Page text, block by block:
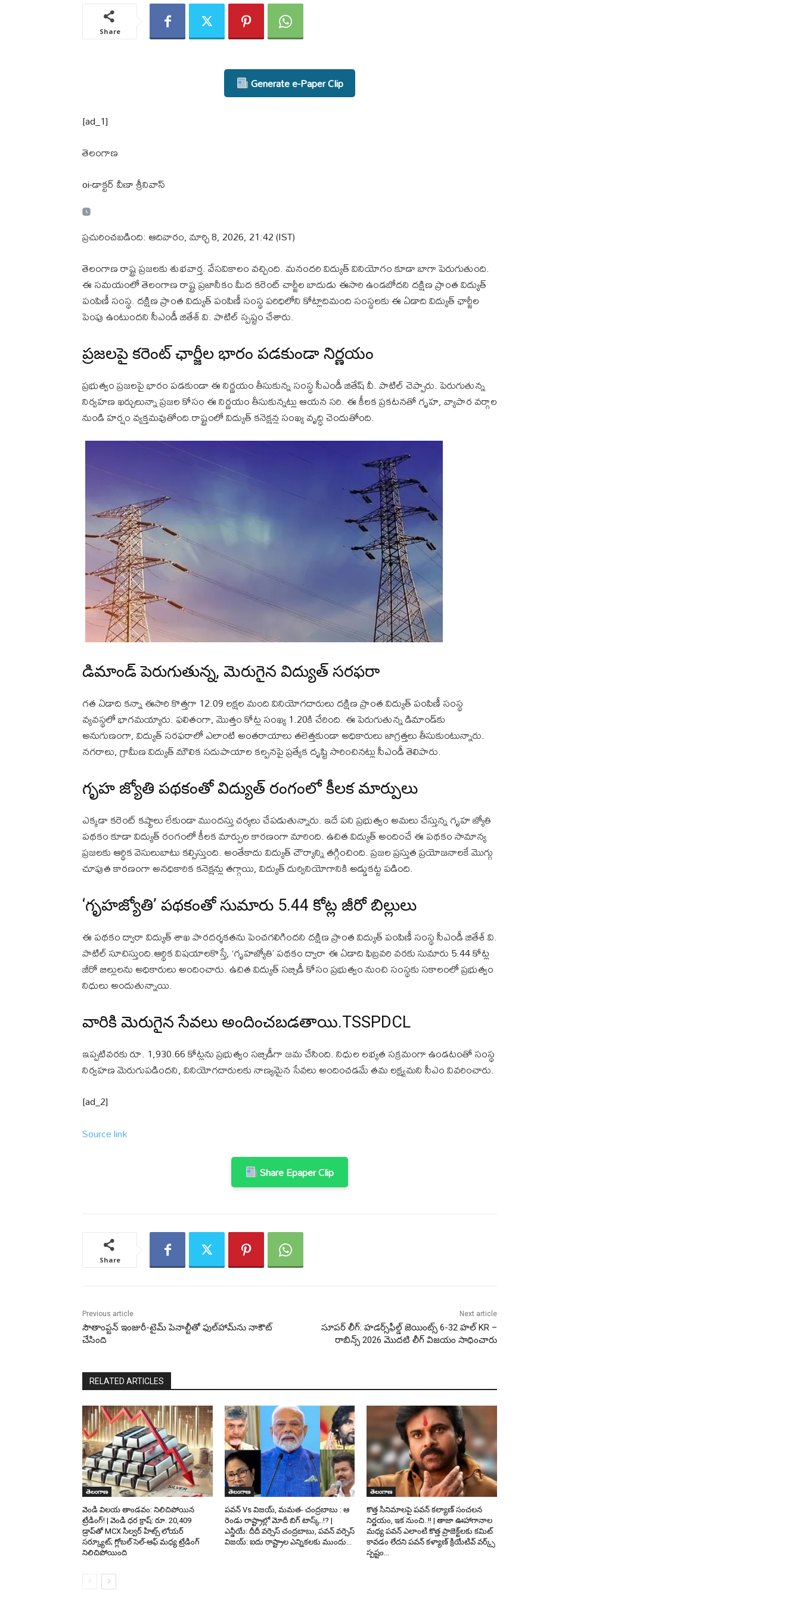
Share
Generate e-Paper Clip
[ad_1]
తెలంగాణ
oi-డాక్టర్ వీణా శ్రీనివాస్
ప్రచురించబడింది: ఆదివారం, మార్చి 8, 2026, 21:42 (IST)
తెలంగాణ రాష్ట్ర ప్రజలకు శుభవార్త. వేసవికాలం వచ్చింది. మనందరి విద్యుత్ వినియోగం కూడా బాగా పెరుగుతుంది.
ఈ సమయంలో తెలంగాణ రాష్ట్ర ప్రజానీకం మీద కరెంట్ చార్జీల బాదుడు ఈసారి ఉండబోదని దక్షిణ ప్రాంత విద్యుత్
పంపిణీ సంస్థ. దక్షిణ ప్రాంత విద్యుత్ పంపిణీ సంస్థ పరిధిలోని కోట్లాదిమంది సంస్థలకు ఈ ఏడాది విద్యుత్ ఛార్జీల
పెంపు ఉంటుందని సీఎండీ జితేశ్ వి. పాటిల్ స్పష్టం చేశారు.
ప్రజలపై కరెంట్ ఛార్జీల భారం పడకుండా నిర్ణయం
ప్రభుత్వం ప్రజలపై భారం పడకుండా ఈ నిర్ణయం తీసుకున్న సంస్థ సీఎండీ జితేష్ వీ. పాటిల్ చెప్పారు. పెరుగుతున్న
నిర్వహణ ఖర్చులున్నా ప్రజల కోసం ఈ నిర్ణయం తీసుకున్నట్లు ఆయన సరి. ఈ కీలక ప్రకటనతో గృహ, వ్యాపార వర్గాల
నుండి హర్షం వ్యక్తమవుతోంది.రాష్ట్రంలో విద్యుత్ కనెక్షన్ల సంఖ్య వృద్ధి చెందుతోంది.
డిమాండ్ పెరుగుతున్న, మెరుగైన విద్యుత్ సరఫరా
గత ఏడాది కన్నా ఈసారి కొత్తగా 12.09 లక్షల మంది వినియోగదారులు దక్షిణ ప్రాంత విద్యుత్ పంపిణీ సంస్థ
వ్యవస్థలో భాగమయ్యారు. ఫలితంగా, మొత్తం కోట్ల సంఖ్య 1.20కి చేరింది. ఈ పెరుగుతున్న డిమాండ్‌కు
అనుగుణంగా, విద్యుత్ సరఫరాలో ఎలాంటి అంతరాయాలు తలెత్తకుండా అధికారులు జాగ్రత్తలు తీసుకుంటున్నారు.
నగరాలు, గ్రామీణ విద్యుత్ మౌలిక సదుపాయాల కల్పనపై ప్రత్యేక దృష్టి సారించినట్లు సీఎండీ తెలిపారు.
గృహ జ్యోతి పథకంతో విద్యుత్ రంగంలో కీలక మార్పులు
ఎక్కడా కరెంట్ కష్టాలు లేకుండా ముందస్తు చర్యలు చేపడుతున్నారు. ఇదే పని ప్రభుత్వం అమలు చేస్తున్న గృహ జ్యోతి
పథకం కూడా విద్యుత్ రంగంలో కీలక మార్పుల కారణంగా మారింది. ఉచిత విద్యుత్ అందించే ఈ పథకం సామాన్య
ప్రజలకు ఆర్థిక వెసులుబాటు కల్పిస్తుంది. అంతేకాదు విద్యుత్ చౌర్యాన్ని తగ్గించింది. ప్రజల ప్రస్తుత ప్రయోజనాలకే మొగ్గు
చూపుత కారణంగా అనధికారిక కనెక్షన్లు తగ్గాయి, విద్యుత్ దుర్వినియోగానికి అడ్డుకట్ట పడింది.
‘గృహజ్యోతి’ పథకంతో సుమారు 5.44 కోట్ల జీరో బిల్లులు
ఈ పథకం ద్వారా విద్యుత్ శాఖ పారదర్శకతను పెంచగలిగిందని దక్షిణ ప్రాంత విద్యుత్ పంపిణీ సంస్థ సీఎండీ జితేశ్ వి.
పాటిల్ సూచిస్తుంది.ఆర్థిక విషయాలకొస్తే, ‘గృహజ్యోతి’ పథకం ద్వారా ఈ ఏడాది ఫిబ్రవరి వరకు సుమారు 5.44 కోట్ల
జీరో బిల్లులను అధికారులు అందించారు. ఉచిత విద్యుత్ సబ్సిడీ కోసం ప్రభుత్వం నుంచి సంస్థకు సకాలంలో ప్రభుత్వం
నిధులు అందుతున్నాయి.
వారికి మెరుగైన సేవలు అందించబడతాయి.TSSPDCL
ఇప్పటివరకు రూ. 1,930.66 కోట్లను ప్రభుత్వం సబ్సిడీగా జమ చేసింది. నిధుల లభ్యత సక్రమంగా ఉండటంతో సంస్థ
నిర్వహణ మెరుగుపడిందని, వినియోగదారులకు నాణ్యమైన సేవలు అందించడమే తమ లక్ష్యమని సీఎం వివరించారు.
[ad_2]
Source link
Share Epaper Clip
Share
Previous article
సౌతాంప్టన్ ఇంజురీ-టైమ్ పెనాల్టీతో ఫుల్‌హామ్‌ను నాకౌట్
చేసింది
Next article
సూపర్ లీగ్: హడర్స్‌ఫీల్డ్ జెయింట్స్ 6-32 హల్ KR –
రాబిన్స్ 2026 మొదటి లీగ్ విజయం సాధించారు
RELATED ARTICLES
తెలంగాణ
వెండి విలయ తాండవం: నిలిచిపోయిన
ట్రేడింగ్! | వెండి ధర క్రాష్: రూ. 20,409
డ్రాప్‌తో MCX సిల్వర్ హిట్స్ లోయర్
సర్క్యూట్; గ్లోబల్ సెల్-ఆఫ్ మధ్య ట్రేడింగ్
నిలిచిపోయింది
తెలంగాణ
పవన్ Vs విజయ్, మమత- చంద్రబాబు : ఆ
రెండు రాష్ట్రాల్లో మోదీ బిగ్ టాస్క్..!? |
ఎన్డీయే: దీదీ వర్సెస్ చంద్రబాబు, పవన్ వర్సెస్
విజయ్: ఐదు రాష్ట్రాల ఎన్నికలకు ముందు...
తెలంగాణ
కొత్త సినిమాలపై పవన్ కల్యాణ్‌ సంచలన
నిర్ణయం, ఇక నుంచి..!! | తాజా ఊహాగానాల
మధ్య పవన్ ఎలాంటి కొత్త ప్రాజెక్ట్‌లకు కమిట్
కావడం లేదని పవన్ కళ్యాణ్ క్రియేటివ్ వర్క్స్
స్పష్టం...